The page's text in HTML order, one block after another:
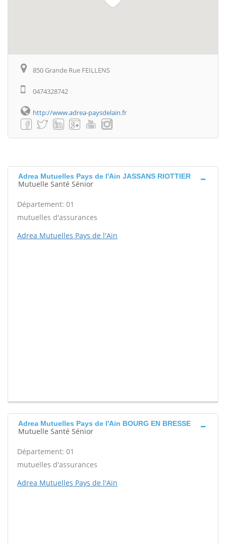
850 Grande Rue FEILLENS
0474328742
http://www.adrea-paysdelain.fr
Adrea Mutuelles Pays de l'Ain JASSANS RIOTTIER
Mutuelle Santé Sénior
Département: 01
mutuelles d'assurances
Adrea Mutuelles Pays de l'Ain
Adrea Mutuelles Pays de l'Ain BOURG EN BRESSE
Mutuelle Santé Sénior
Département: 01
mutuelles d'assurances
Adrea Mutuelles Pays de l'Ain